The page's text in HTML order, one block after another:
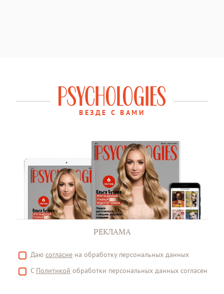
ВЕЗДЕ С ВАМИ
РЕКЛАМА
Даю согласие на обработку персональных данных
С Политикой обработки персональных данных согласен